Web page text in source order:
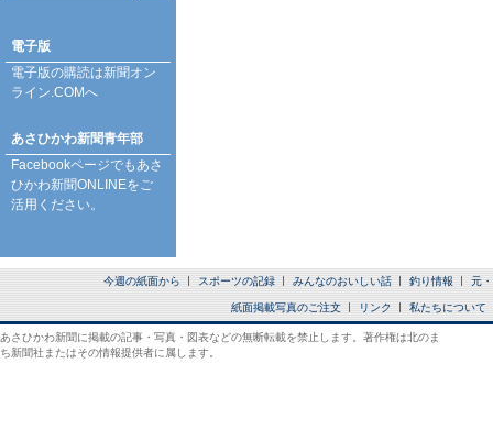
電子版
電子版の購読は新聞オン
ライン.COMへ
あさひかわ新聞青年部
Facebookページでもあさ
ひかわ新聞ONLINEをご
活用ください。
今週の紙面から スポーツの記録 みんなのおいしい話 釣り情報 元
紙面掲載写真のご注文 リンク 私たちについて
あさひかわ新聞に掲載の記事・写真・図表などの無断転載を禁止します。著作権は北のま
ち新聞社またはその情報提供者に属します。